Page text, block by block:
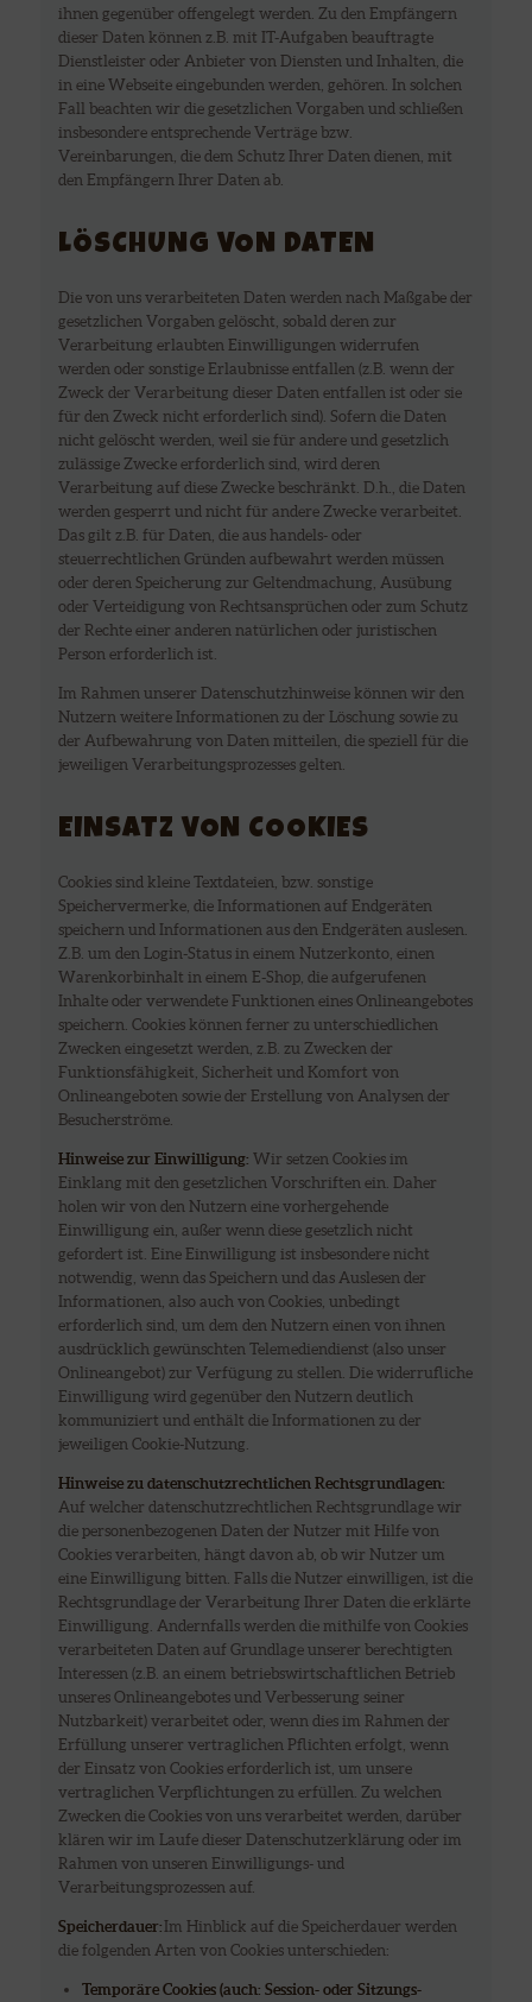
ihnen gegenüber offengelegt werden. Zu den Empfängern
dieser Daten können z.B. mit IT-Aufgaben beauftragte
Dienstleister oder Anbieter von Diensten und Inhalten, die
in eine Webseite eingebunden werden, gehören. In solchen
Fall beachten wir die gesetzlichen Vorgaben und schließen
insbesondere entsprechende Verträge bzw.
Vereinbarungen, die dem Schutz Ihrer Daten dienen, mit
den Empfängern Ihrer Daten ab.
LÖSCHUNG VON DATEN
Die von uns verarbeiteten Daten werden nach Maßgabe der
gesetzlichen Vorgaben gelöscht, sobald deren zur
Verarbeitung erlaubten Einwilligungen widerrufen
werden oder sonstige Erlaubnisse entfallen (z.B. wenn der
Zweck der Verarbeitung dieser Daten entfallen ist oder sie
für den Zweck nicht erforderlich sind). Sofern die Daten
nicht gelöscht werden, weil sie für andere und gesetzlich
zulässige Zwecke erforderlich sind, wird deren
Verarbeitung auf diese Zwecke beschränkt. D.h., die Daten
werden gesperrt und nicht für andere Zwecke verarbeitet.
Das gilt z.B. für Daten, die aus handels- oder
steuerrechtlichen Gründen aufbewahrt werden müssen
oder deren Speicherung zur Geltendmachung, Ausübung
oder Verteidigung von Rechtsansprüchen oder zum Schutz
der Rechte einer anderen natürlichen oder juristischen
Person erforderlich ist.
Im Rahmen unserer Datenschutzhinweise können wir den
Nutzern weitere Informationen zu der Löschung sowie zu
der Aufbewahrung von Daten mitteilen, die speziell für die
jeweiligen Verarbeitungsprozesses gelten.
EINSATZ VON COOKIES
Cookies sind kleine Textdateien, bzw. sonstige
Speichervermerke, die Informationen auf Endgeräten
speichern und Informationen aus den Endgeräten auslesen.
Z.B. um den Login-Status in einem Nutzerkonto, einen
Warenkorbinhalt in einem E-Shop, die aufgerufenen
Inhalte oder verwendete Funktionen eines Onlineangebotes
speichern. Cookies können ferner zu unterschiedlichen
Zwecken eingesetzt werden, z.B. zu Zwecken der
Funktionsfähigkeit, Sicherheit und Komfort von
Onlineangeboten sowie der Erstellung von Analysen der
Besucherströme.
Hinweise zur Einwilligung: Wir setzen Cookies im
Einklang mit den gesetzlichen Vorschriften ein. Daher
holen wir von den Nutzern eine vorhergehende
Einwilligung ein, außer wenn diese gesetzlich nicht
gefordert ist. Eine Einwilligung ist insbesondere nicht
notwendig, wenn das Speichern und das Auslesen der
Informationen, also auch von Cookies, unbedingt
erforderlich sind, um dem den Nutzern einen von ihnen
ausdrücklich gewünschten Telemediendienst (also unser
Onlineangebot) zur Verfügung zu stellen. Die widerrufliche
Einwilligung wird gegenüber den Nutzern deutlich
kommuniziert und enthält die Informationen zu der
jeweiligen Cookie-Nutzung.
Hinweise zu datenschutzrechtlichen Rechtsgrundlagen:
Auf welcher datenschutzrechtlichen Rechtsgrundlage wir
die personenbezogenen Daten der Nutzer mit Hilfe von
Cookies verarbeiten, hängt davon ab, ob wir Nutzer um
eine Einwilligung bitten. Falls die Nutzer einwilligen, ist die
Rechtsgrundlage der Verarbeitung Ihrer Daten die erklärte
Einwilligung. Andernfalls werden die mithilfe von Cookies
verarbeiteten Daten auf Grundlage unserer berechtigten
Interessen (z.B. an einem betriebswirtschaftlichen Betrieb
unseres Onlineangebotes und Verbesserung seiner
Nutzbarkeit) verarbeitet oder, wenn dies im Rahmen der
Erfüllung unserer vertraglichen Pflichten erfolgt, wenn
der Einsatz von Cookies erforderlich ist, um unsere
vertraglichen Verpflichtungen zu erfüllen. Zu welchen
Zwecken die Cookies von uns verarbeitet werden, darüber
klären wir im Laufe dieser Datenschutzerklärung oder im
Rahmen von unseren Einwilligungs- und
Verarbeitungsprozessen auf.
Speicherdauer:Im Hinblick auf die Speicherdauer werden
die folgenden Arten von Cookies unterschieden:
Temporäre Cookies (auch: Session- oder Sitzungs-